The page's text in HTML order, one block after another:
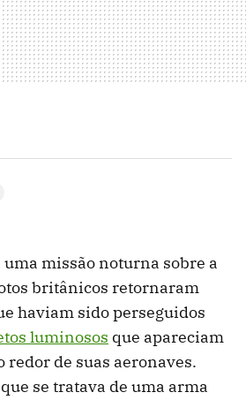
missão noturna sobre a
britânicos retornaram
haviam sido perseguidos
luminosos que apareciam
redor de suas aeronaves.
se tratava de uma arma